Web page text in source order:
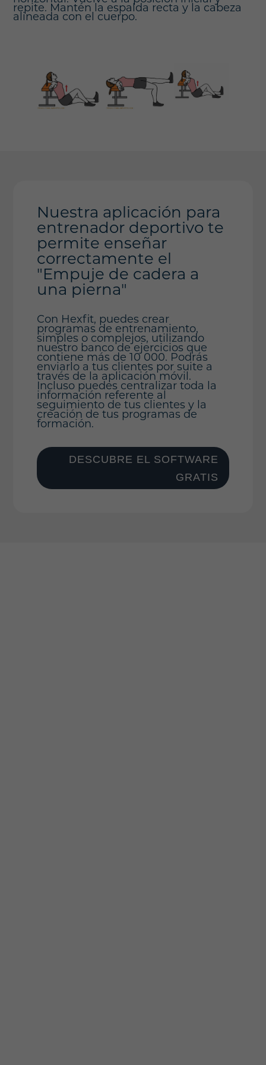
repite. Mantén la espalda recta y la cabeza
alineada con el cuerpo.
Nuestra aplicación para
entrenador deportivo te
permite enseñar
correctamente el
"Empuje de cadera a
una pierna"
Con Hexfit, puedes crear
programas de entrenamiento,
simples o complejos, utilizando
nuestro banco de ejercicios que
contiene más de 10 000. Podrás
enviarlo a tus clientes por suite a
través de la aplicación móvil.
Incluso puedes centralizar toda la
información referente al
seguimiento de tus clientes y la
creación de tus programas de
formación.
DESCUBRE EL SOFTWARE
GRATIS